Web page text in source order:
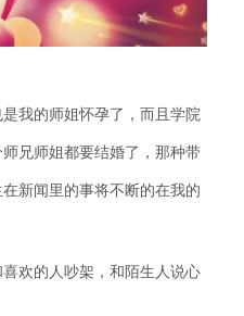
我的师姐怀孕了，而且学院
兄师姐都要结婚了，那种带
新闻里的事将不断的在我的
欢的人吵架，和陌生人说心